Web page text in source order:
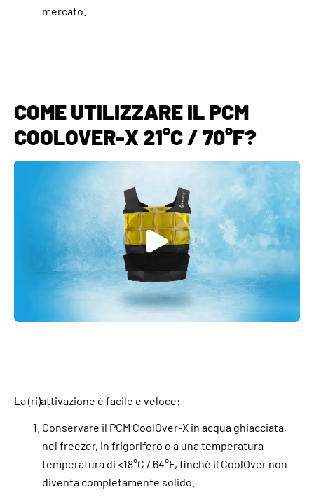
mercato.
COME UTILIZZARE IL PCM
COOLOVER-X 21°C / 70°F?
La (ri)attivazione è facile e veloce:
Conservare il PCM CoolOver-X in acqua ghiacciata,
nel freezer, in frigorifero o a una temperatura
temperatura di <18°C / 64°F, finché il CoolOver non
diventa completamente solido.